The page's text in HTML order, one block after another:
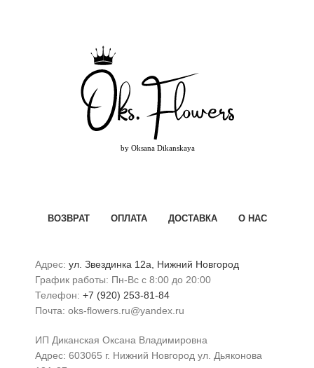
ВОЗВРАТ ОПЛАТА ДОСТАВКА О НАС
Адрес: ул. Звездинка 12а, Нижний Новгород
График работы: Пн-Вс с 8:00 до 20:00
Телефон: +7 (920) 253-81-84
Почта: oks-flowers.ru@yandex.ru
ИП Диканская Оксана Владимировна
Адрес: 603065 г. Нижний Новгород ул. Дьяконова